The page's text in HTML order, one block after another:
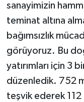
sanayimizin
teminat altına
bağımsızlık
görüyoruz. Bu
yatırımları için 3
düzenledik. 752
teşvik ederek 112